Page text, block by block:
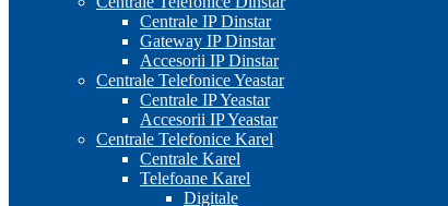
Centrale IP Dinstar
Gateway IP Dinstar
Accesorii IP Dinstar
Centrale Telefonice Yeastar
Centrale IP Yeastar
Accesorii IP Yeastar
Centrale Telefonice Karel
Centrale Karel
Telefoane Karel
Digitale